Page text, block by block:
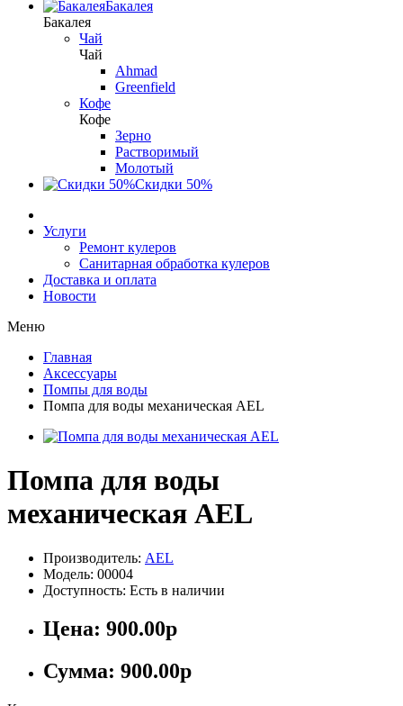
Бакалея
Бакалея
Чай
Чай
Ahmad
Greenfield
Кофе
Кофе
Зерно
Растворимый
Молотый
Скидки 50%
Услуги
Ремонт кулеров
Санитарная обработка кулеров
Доставка и оплата
Новости
Меню
Главная
Аксессуары
Помпы для воды
Помпа для воды механическая AEL
Помпа для воды
механическая AEL
Производитель: AEL
Модель: 00004
Доступность: Есть в наличии
Цена: 900.00р
Сумма: 900.00р